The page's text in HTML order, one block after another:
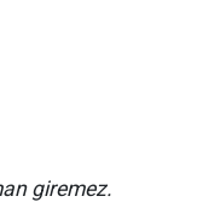
giremez.